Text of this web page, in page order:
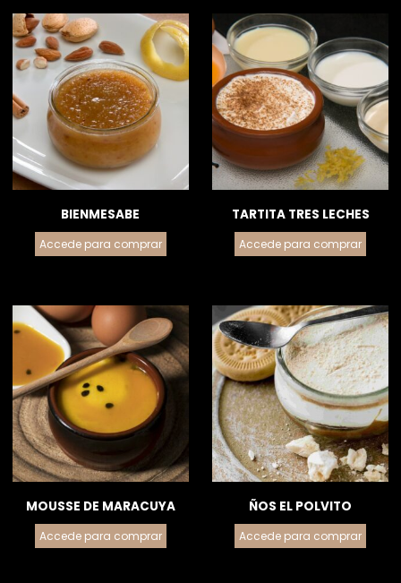
BIENMESABE
Accede para comprar
TARTITA TRES LECHES
Accede para comprar
MOUSSE DE MARACUYA
Accede para comprar
ÑOS EL POLVITO
Accede para comprar